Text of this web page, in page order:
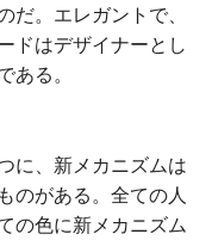
。エレガントで、
ドはデザイナーとし
る。
に、新メカニズムは
のがある。全ての人
の色に新メカニズム